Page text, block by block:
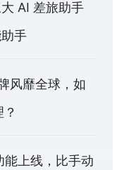
AI 差旅助手
手
风靡全球，如
能上线，比手动